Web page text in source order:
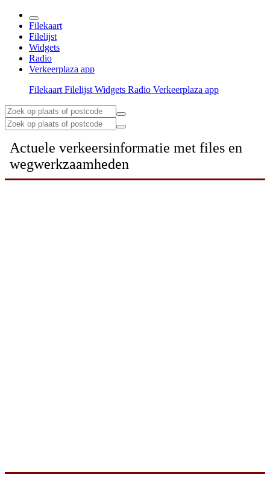
Filekaart
Filelijst
Widgets
Radio
Verkeerplaza app
Filekaart Filelijst Widgets Radio Verkeerplaza app
Actuele verkeersinformatie met files en
wegwerkzaamheden